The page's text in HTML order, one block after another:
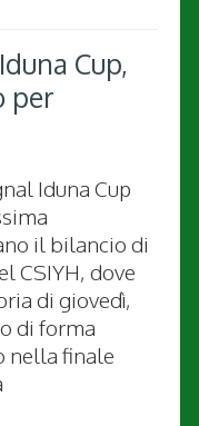
Cup,
per
Iduna Cup
il bilancio di
CSIYH, dove
di giovedì,
di forma
nella finale